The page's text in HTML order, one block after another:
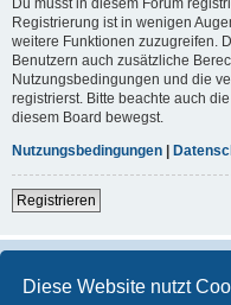
Diese Website nutzt
Du musst in diesem Forum
Registrierung ist in wenigen
weitere Funktionen zuzugreifen.
Benutzern auch zusätzliche
Nutzungsbedingungen und die
registrierst. Bitte beachte auch
diesem Board bewegst.
Nutzungsbedingungen
Registrieren